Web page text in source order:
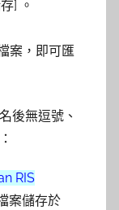
] 。
案，即可匯
後無逗號、
RIS
案儲存於